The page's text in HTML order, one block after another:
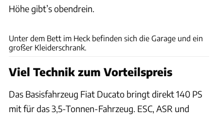
Höhe gibt’s obendrein.
Unter dem Bett im Heck befinden sich die Garage und ein
großer Kleiderschrank.
Viel Technik zum Vorteilspreis
Das Basisfahrzeug Fiat Ducato bringt direkt 140 PS
mit für das 3,5-Tonnen-Fahrzeug. ESC, ASR und